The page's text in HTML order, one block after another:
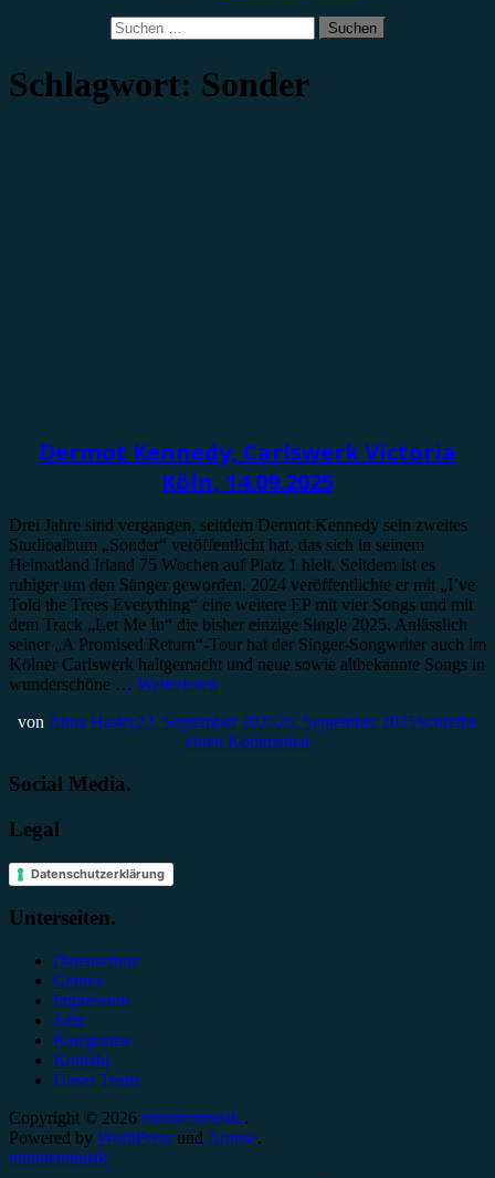
Suchen
nach:
Schlagwort: Sonder
Dermot Kennedy, Carlswerk Victoria
Köln, 14.09.2025
Drei Jahre sind vergangen, seitdem Dermot Kennedy sein zweites
Studioalbum „Sonder“ veröffentlicht hat, das sich in seinem
Heimatland Irland 75 Wochen auf Platz 1 hielt. Seitdem ist es
ruhiger um den Sänger geworden. 2024 veröffentlichte er mit „I’ve
Told the Trees Everything“ eine weitere EP mit vier Songs und mit
dem Track „Let Me In“ die bisher einzige Single 2025. Anlässlich
seiner „A Promised Return“-Tour hat der Singer-Songwriter auch im
Kölner Carlswerk haltgemacht und neue sowie altbekannte Songs in
wunderschöne … Weiterlesen
von Alina Hasky22. September 202526. September 2025Schreibe
einen Kommentar
Social Media.
Legal
Datenschutzerklärung
Unterseiten.
Datenschutz
Genres
Impressum
Jobs
Kategorien
Kontakt
Unser Team
Copyright © 2026 minutenmusik..
Powered by WordPress und Arouse.
minutenmusik.